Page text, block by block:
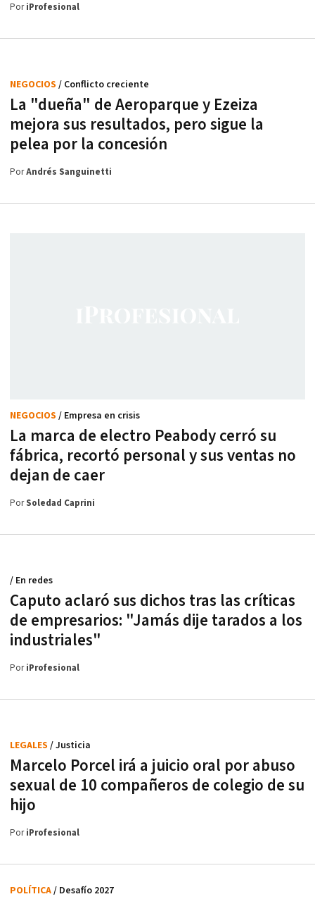
PoriProfesional
La "dueña" de Aeroparque y Ezeiza
mejora sus resultados, pero sigue la
pelea por la concesión
NEGOCIOS / Conflicto creciente
PorAndrés Sanguinetti
La marca de electro Peabody cerró su
fábrica, recortó personal y sus ventas no
dejan de caer
NEGOCIOS / Empresa en crisis
PorSoledad Caprini
Caputo aclaró sus dichos tras las críticas
de empresarios: "Jamás dije tarados a los
industriales"
/ En redes
PoriProfesional
Marcelo Porcel irá a juicio oral por abuso
sexual de 10 compañeros de colegio de su
hijo
LEGALES / Justicia
PoriProfesional
POLÍTICA/ Desafío 2027